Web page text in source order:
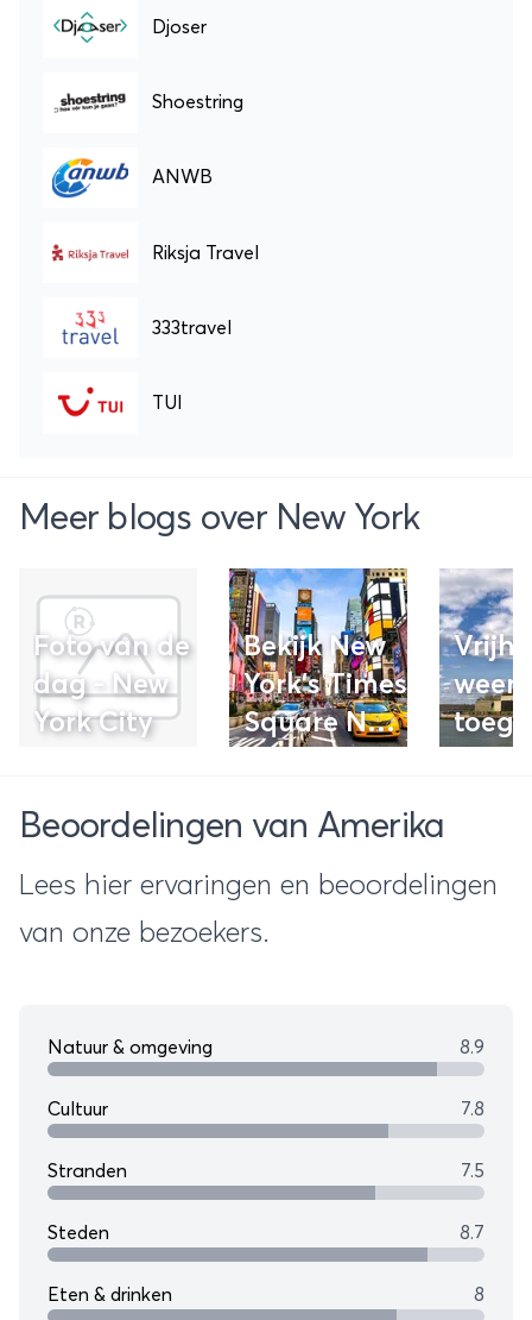
Djoser
Shoestring
ANWB
Riksja Travel
333travel
TUI
Meer blogs over New York
Foto van de
dag - New
York City
Bekijk New
York's Times
Square NYE
weer
Beoordelingen van Amerika
Lees hier ervaringen en beoordelingen
van onze bezoekers.
Natuur & omgeving 8.9
Cultuur 7.8
Stranden 7.5
Steden 8.7
Eten & drinken 8